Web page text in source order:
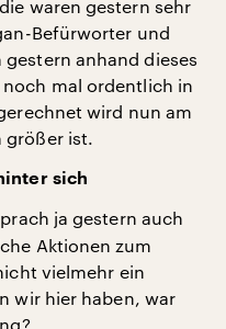
waren gestern sehr
Befürworter und
gestern anhand dieses
mal ordentlich in
wird nun am
größer ist.
sich
ja gestern auch
Aktionen zum
vielmehr ein
wir hier haben, war